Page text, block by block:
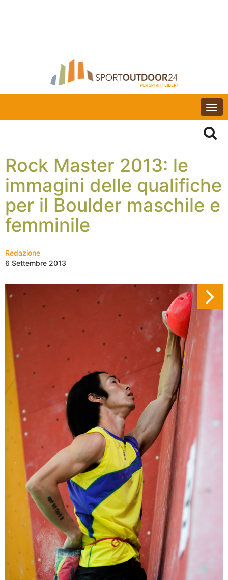
Rock Master 2013: le
immagini delle qualifiche
per il Boulder maschile e
femminile
Redazione
6 Settembre 2013